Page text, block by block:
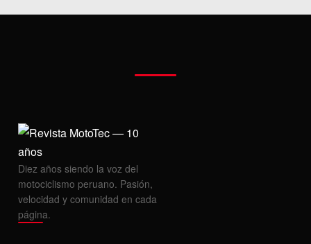
Diez años siendo la voz del
motociclismo peruano. Pasión,
velocidad y comunidad en cada
página.